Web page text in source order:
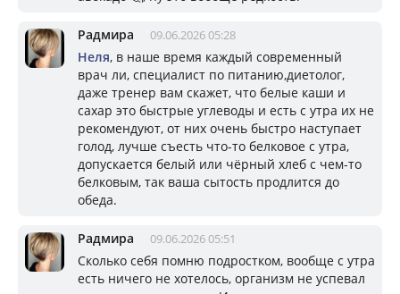
Радмира 09.06.2026 05:28
Неля, в наше время каждый современный
врач ли, специалист по питанию,диетолог,
даже тренер вам скажет, что белые каши и
сахар это быстрые углеводы и есть с утра их не
рекомендуют, от них очень быстро наступает
голод, лучше съесть что-то белковое с утра,
допускается белый или чёрный хлеб с чем-то
белковым, так ваша сытость продлится до
обеда.
Радмира 09.06.2026 05:51
Сколько себя помню подростком, вообще с утра
есть ничего не хотелось, организм не успевал